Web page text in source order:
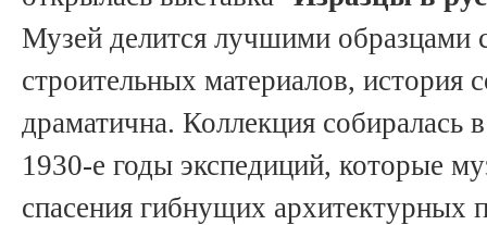
Музей делится лучшими образцами
строительных материалов, история
драматична. Коллекция собиралась
1930-е годы экспедиций, которые
спасения гибнущих архитектурных